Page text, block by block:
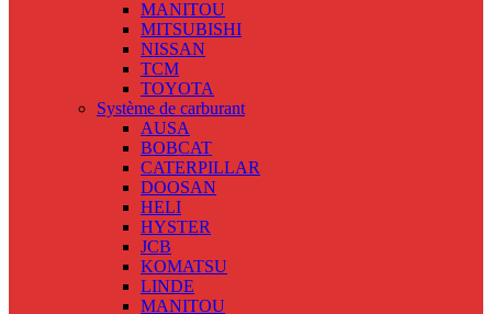
MANITOU
MITSUBISHI
NISSAN
TCM
TOYOTA
Système de carburant
AUSA
BOBCAT
CATERPILLAR
DOOSAN
HELI
HYSTER
JCB
KOMATSU
LINDE
MANITOU